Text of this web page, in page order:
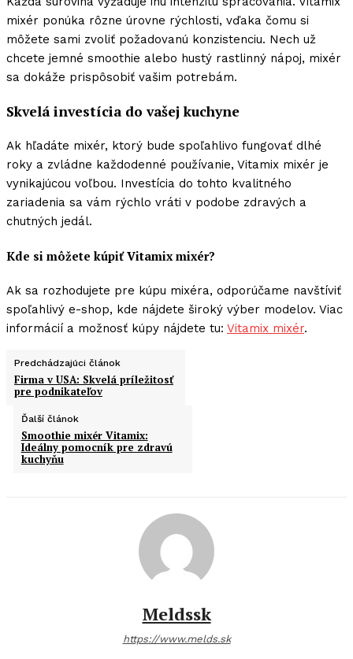
mixér ponúka rôzne úrovne rýchlosti, vďaka čomu si
môžete sami zvoliť požadovanú konzistenciu. Nech už
chcete jemné smoothie alebo hustý rastlinný nápoj, mixér
sa dokáže prispôsobiť vašim potrebám.
Skvelá investícia do vašej kuchyne
Ak hľadáte mixér, ktorý bude spoľahlivo fungovať dlhé
roky a zvládne každodenné používanie, Vitamix mixér je
vynikajúcou voľbou. Investícia do tohto kvalitného
zariadenia sa vám rýchlo vráti v podobe zdravých a
chutných jedál.
Kde si môžete kúpiť Vitamix mixér?
Ak sa rozhodujete pre kúpu mixéra, odporúčame navštíviť
spoľahlivý e-shop, kde nájdete široký výber modelov. Viac
informácií a možnosť kúpy nájdete tu: Vitamix mixér.
Predchádzajúci článok
Firma v USA: Skvelá príležitosť
pre podnikateľov
Ďalší článok
Smoothie mixér Vitamix:
Ideálny pomocník pre zdravú
kuchyňu
Meldssk
https://www.melds.sk